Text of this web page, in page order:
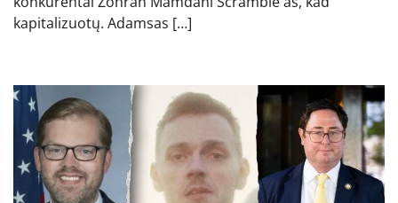
kapitalizuotų. Adamsas […]